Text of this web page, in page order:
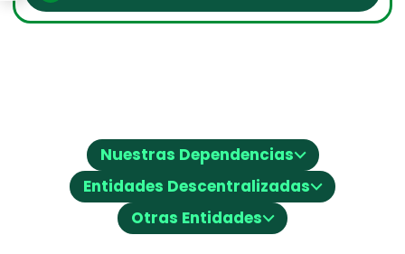
Nuestras Dependencias⌵
Entidades Descentralizadas⌵
Otras Entidades⌵